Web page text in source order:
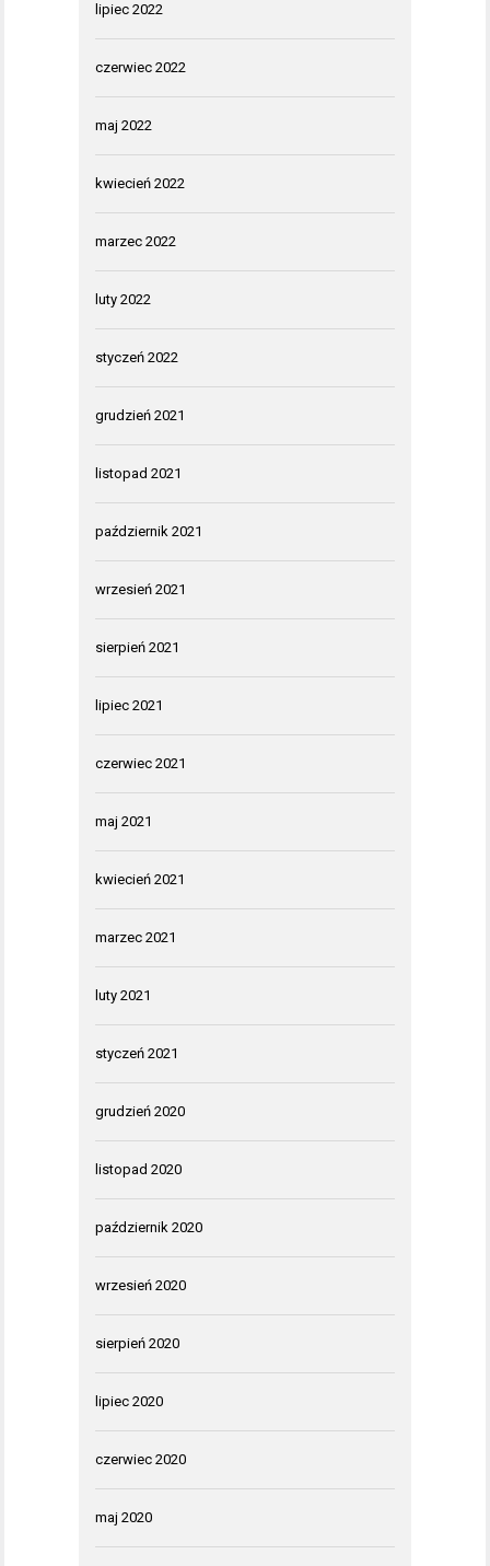
lipiec 2022
czerwiec 2022
maj 2022
kwiecień 2022
marzec 2022
luty 2022
styczeń 2022
grudzień 2021
listopad 2021
październik 2021
wrzesień 2021
sierpień 2021
lipiec 2021
czerwiec 2021
maj 2021
kwiecień 2021
marzec 2021
luty 2021
styczeń 2021
grudzień 2020
listopad 2020
październik 2020
wrzesień 2020
sierpień 2020
lipiec 2020
czerwiec 2020
maj 2020